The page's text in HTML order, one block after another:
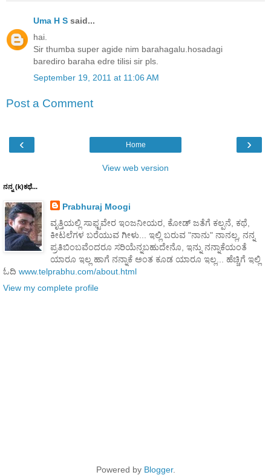
Uma H S said...
hai.
Sir thumba super agide nim barahagalu.hosadagi
barediro baraha edre tilisi sir pls.
September 19, 2011 at 11:06 AM
Post a Comment
‹ ›
Home
View web version
ನನ್ನ (k)ಕಥೆ...
Prabhuraj Moogi
ವೃತ್ತಿಯಲ್ಲಿ ಸಾಫ್ಟವೇರ ಇಂಜನೀಯರ, ಕೋಡ್ ಜತೆಗೆ ಕಲ್ಪನೆ, ಕಥೆ,
ಕೀಟಲೆಗಳ ಬರೆಯುವ ಗೀಳು... ಇಲ್ಲಿ ಬರುವ "ನಾನು" ನಾನಲ್ಲ, ನನ್ನ
ಪ್ರತಿಬಿಂಬವೆಂದರೂ ಸರಿಯೆನ್ನಬಹುದೇನೊ, ಇನ್ನು ನನ್ನಾಕೆಯಂತೆ
ಯಾರೂ ಇಲ್ಲ ಹಾಗೆ ನನ್ನಾಕೆ ಅಂತ ಕೂಡ ಯಾರೂ ಇಲ್ಲ... ಹೆಚ್ಚಿಗೆ ಇಲ್ಲಿ
ಓದಿ www.telprabhu.com/about.html
View my complete profile
Powered by Blogger.